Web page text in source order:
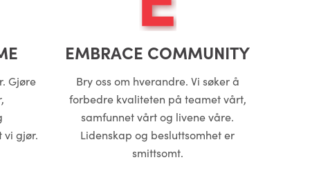
Gjøre
vi gjør.
EMBRACE COMMUNITY
Bry oss om hverandre. Vi søker å
forbedre kvaliteten på teamet vårt,
samfunnet vårt og livene våre.
Lidenskap og besluttsomhet er
smittsomt.